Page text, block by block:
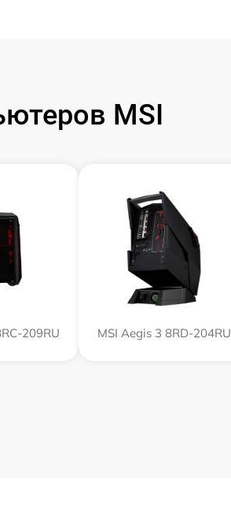
MSI
209RU MSI Aegis 3 8RD-204RU